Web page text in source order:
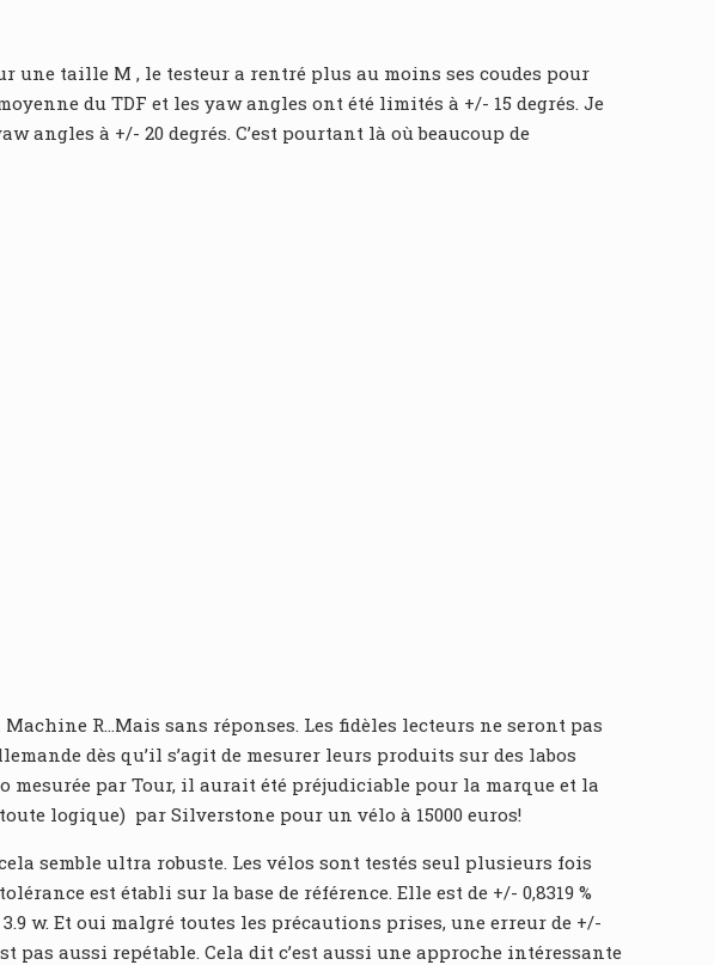
une taille M , le testeur a rentré plus au moins ses coudes pour
du TDF et les yaw angles ont été limités à +/- 15 degrés. Je
angles à +/- 20 degrés. C’est pourtant là où beaucoup de
R…Mais sans réponses. Les fidèles lecteurs ne seront pas
dès qu’il s’agit de mesurer leurs produits sur des labos
par Tour, il aurait été préjudiciable pour la marque et la
logique) par Silverstone pour un vélo à 15000 euros!
semble ultra robuste. Les vélos sont testés seul plusieurs fois
est établi sur la base de référence. Elle est de +/- 0,8319 %
w. Et oui malgré toutes les précautions prises, une erreur de +/-
pas aussi repétable. Cela dit c’est aussi une approche intéressante